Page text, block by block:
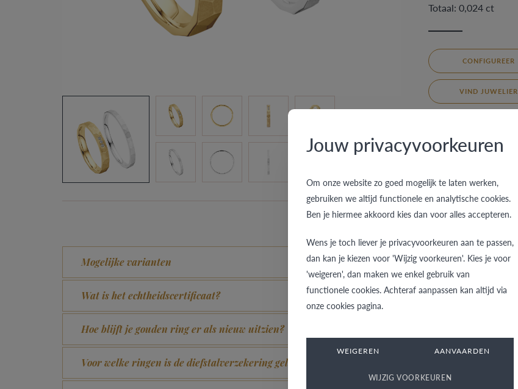
Totaal: 0,024 ct
CONFIGUREER
VIND JUWELIER
Mogelijke varianten
Wat is het echtheidscertificaat?
Hoe blijft je gouden ring er als nieuw uitzien?
Voor welke ringen is de diefstalverzekering geldig?
Jouw privacyvoorkeuren
Om onze website zo goed mogelijk te laten werken,
gebruiken we altijd functionele en analytische cookies.
Ben je hiermee akkoord kies dan voor alles accepteren.
Wens je toch liever je privacyvoorkeuren aan te passen,
dan kan je kiezen voor 'Wijzig voorkeuren'. Kies je voor
'weigeren', dan maken we enkel gebruik van
functionele cookies. Achteraf aanpassen kan altijd via
onze cookies pagina.
WEIGEREN AANVAARDEN
WIJZIG VOORKEUREN